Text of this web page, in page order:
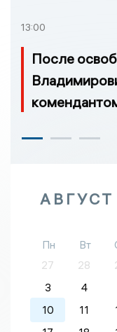
13:00
После
АВГУСТ
Пн Вт
27
28
3
4
10
11